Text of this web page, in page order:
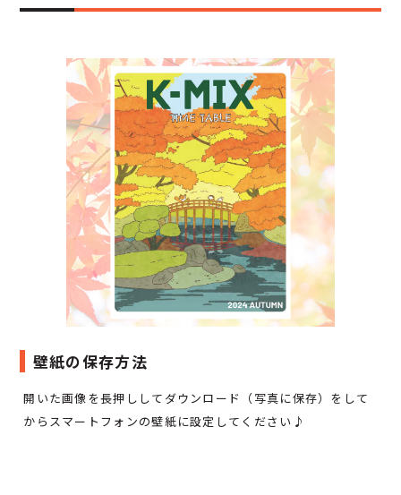
壁紙の保存方法
開いた画像を長押ししてダウンロード（写真に保存）をして
からスマートフォンの壁紙に設定してください♪